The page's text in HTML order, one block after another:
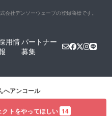
会社デンソーウェーブの登録商標です。
用情パートナー
募集
へアンコール
トをやってほしい 14